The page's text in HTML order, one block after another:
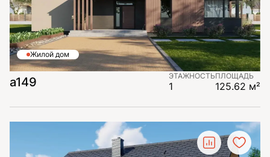
Жилой дом
a149 ЭТАЖНОСТЬ
1
ПЛОЩАДЬ
125.62 м²